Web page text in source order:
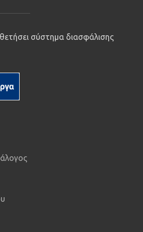
σύστημα διασφάλισης